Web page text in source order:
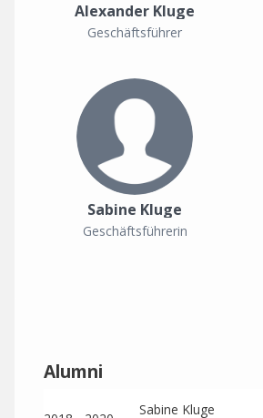
Alexander Kluge
Geschäftsführer
Sabine Kluge
Geschäftsführerin
Alumni
Sabine Kluge